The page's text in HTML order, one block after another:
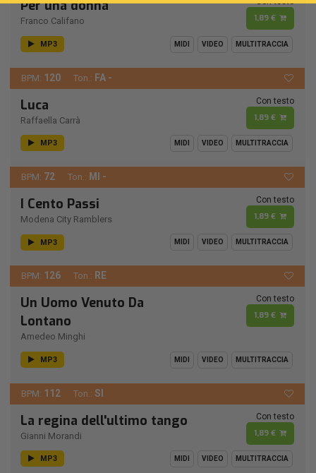
Per una donna
Franco Califano 1,89 €
MP3 MIDI VIDEO MULTITRACCIA
BPM: 120 Ton.: FA -
Luca
Raffaella Carrà
Con testo
1,89 €
MP3 MIDI VIDEO MULTITRACCIA
BPM: 72 Ton.: MI -
I Cento Passi
Modena City Ramblers
Con testo
1,89 €
MP3 MIDI VIDEO MULTITRACCIA
BPM: 126 Ton.: RE
Un Uomo Venuto Da
Lontano
Amedeo Minghi
Con testo
1,89 €
MP3 MIDI VIDEO MULTITRACCIA
BPM: 112 Ton.: SI
La regina dell'ultimo tango
Gianni Morandi
Con testo
1,89 €
MP3 MIDI VIDEO MULTITRACCIA